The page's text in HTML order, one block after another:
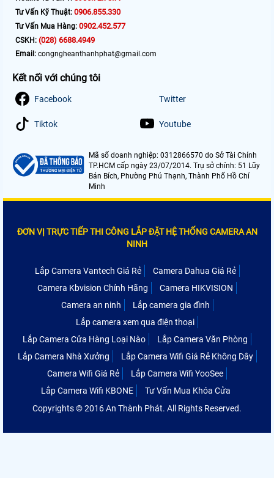
Tư Vấn Kỹ Thuật: 0906.855.330
Tư Vấn Mua Hàng: 0902.452.577
CSKH: (028) 6688.4949
Email: congngheanthanhphat@gmail.com
Kết nối với chúng tôi
Facebook Twitter
Tiktok Youtube
Mã số doanh nghiệp: 0312866570 do Sở Tài Chính
TP.HCM cấp ngày 23/07/2014. Trụ sở chính: 51 Lũy
Bán Bích, Phường Phú Thạnh, Thành Phố Hồ Chí
Minh
ĐƠN VỊ TRỰC TIẾP THI CÔNG LẮP ĐẶT HỆ THỐNG CAMERA AN
NINH
Lắp Camera Vantech Giá Rẻ
Camera Dahua Giá Rẻ
Camera Kbvision Chính Hãng
Camera HIKVISION
Camera an ninh
Lắp camera gia đình
Lắp camera xem qua điện thoại
Lắp Camera Cửa Hàng Loại Nào
Lắp Camera Văn Phòng
Lắp Camera Nhà Xưởng
Lắp Camera Wifi Giá Rẻ Không Dây
Camera Wifi Giá Rẻ
Lắp Camera Wifi YooSee
Lắp Camera Wifi KBONE
Tư Vấn Mua Khóa Cửa
Copyrights © 2016 An Thành Phát. All Rights Reserved.